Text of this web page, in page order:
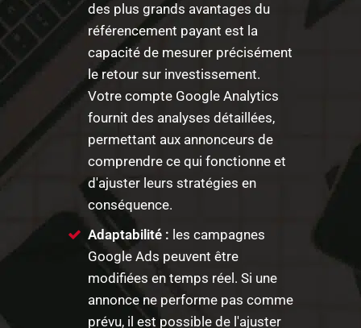
des plus grands avantages du
référencement payant est la
capacité de mesurer précisément
le retour sur investissement.
Votre compte Google Analytics
fournit des analyses détaillées,
permettant aux annonceurs de
comprendre ce qui fonctionne et
d'ajuster leurs stratégies en
conséquence.
Adaptabilité : les campagnes
Google Ads peuvent être
modifiées en temps réel. Si une
annonce ne performe pas comme
prévu, il est possible de l'ajuster